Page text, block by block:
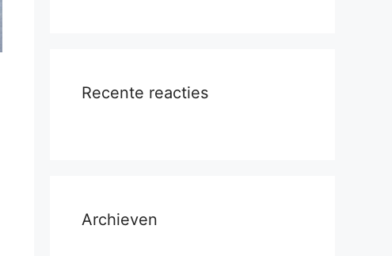
Recente reacties
Archieven